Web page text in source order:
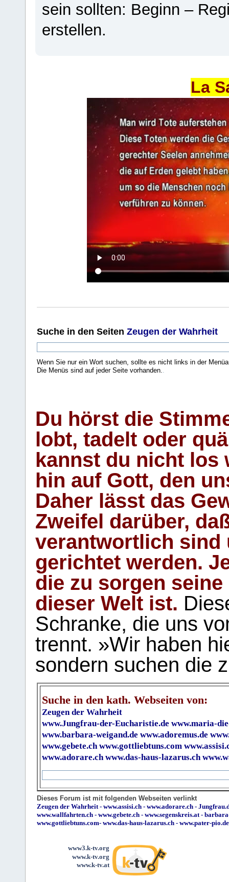
sein sollten: Beginn –
erstellen.
La
Suche in den Seiten Zeugen der Wahrheit
Wenn Sie nur ein Wort suchen, sollte es nicht links in der
Die Menüs sind auf jeder Seite vorhanden..
Du hörst die
lobt, tadelt oder
kannst du nicht los
hin auf Gott, den
Daher lässt das
Zweifel darüber,
verantwortlich sind
gerichtet werden.
die zu sorgen
dieser Welt ist.
Schranke, die uns
trennt. »Wir haben
sondern suchen die
Suche in den kath. Webseiten von:
Zeugen der Wahrheit
www.Jungfrau-der-Eucharistie.de www.maria-
www.barbara-weigand.de www.adoremus.de
www.gebete.ch www.gottliebtuns.com
www.adorare.ch www.das-haus-lazarus.ch
Dieses Forum ist mit folgenden Webseiten verlinkt
Zeugen der Wahrheit- www.assisi.ch - www.adorare.ch -
www.wallfahrten.ch - www.gebete.ch - www.segenskreis.at-
www.gottliebtuns.com- www.das-haus-lazarus.ch - www.pater-pio.de
www3.k-tv.org
www.k-tv.org
www.k-tv.at